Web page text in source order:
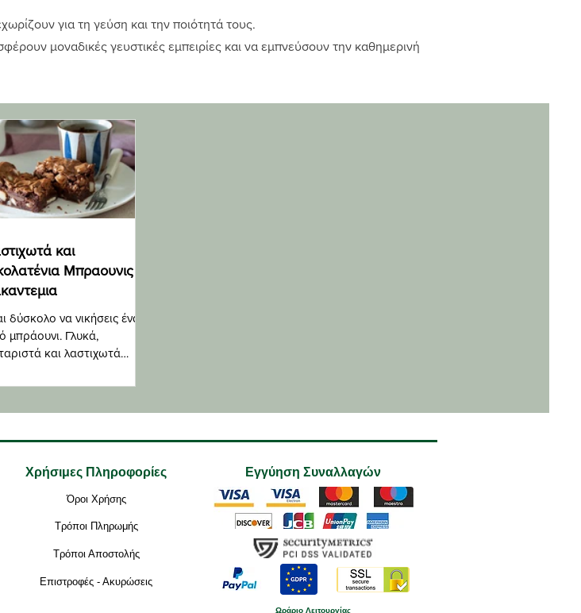
για τη γεύση και την ποιότητά τους.
μοναδικές γευστικές εμπειρίες και να εμπνεύσουν την καθημερινή
και
Μπραουνις με
δύσκολο να νικήσεις ένα
μπράουνι. Γλυκά,
και λαστιχωτά
για τους λάτρεις της
Χρήσιμες Πληροφορίες
Όροι Χρήσης
Τρόποι Πληρωμής
Τρόποι Αποστολής
Επιστροφές - Ακυρώσεις
Εγγύηση Συναλλαγών
Ωράριο Λειτουργίας